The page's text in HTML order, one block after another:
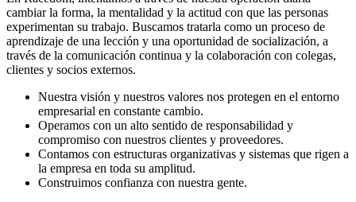
cambiar la forma, la mentalidad y la actitud con que las personas
experimentan su trabajo. Buscamos tratarla como un proceso de
aprendizaje de una lección y una oportunidad de socialización, a
través de la comunicación continua y la colaboración con colegas,
clientes y socios externos.
Nuestra visión y nuestros valores nos protegen en el entorno
empresarial en constante cambio.
Operamos con un alto sentido de responsabilidad y
compromiso con nuestros clientes y proveedores.
Contamos con estructuras organizativas y sistemas que rigen a
la empresa en toda su amplitud.
Construimos confianza con nuestra gente.